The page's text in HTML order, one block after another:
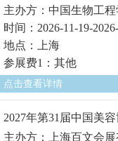
主办方：中国生物工
时间：2026-11-19-
地点：上海
参展费1：其他
点击查看详情
2027年第31届中国美
主办方：上海百文会展